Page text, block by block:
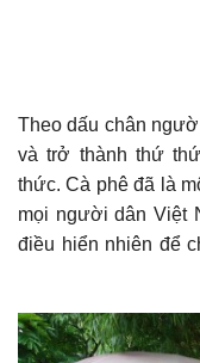
Theo dấu chân
và trở thành thứ
thức. Cà phê đã là
mọi người dân Việt
điều hiển nhiên để